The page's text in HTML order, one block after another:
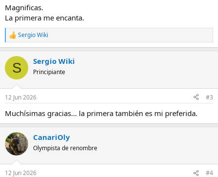
:
Magnificas.
La primera me encanta.
R
e
c
i
e
:
Sergio Wiki
S Sergio Wiki
Principiante
12 Jun 2026 #3
Muchísimas gracias... la primera también es mi preferida.
CanariOly
Olympista de renombre
12 Jun 2026 #4